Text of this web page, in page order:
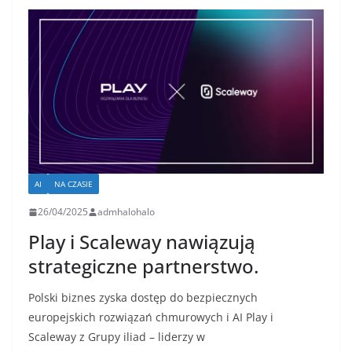
AI NA CZASIE
26/04/2025 admhalohalo
Play i Scaleway nawiązują
strategiczne partnerstwo.
Polski biznes zyska dostęp do bezpiecznych
europejskich rozwiązań chmurowych i AI Play i
Scaleway z Grupy iliad – liderzy w